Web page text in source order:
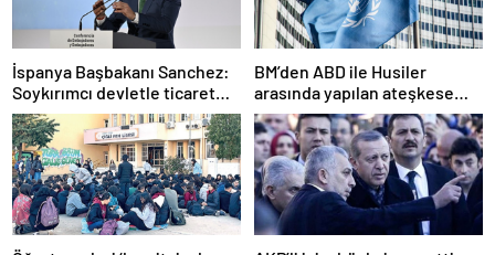
İspanya Başbakanı Sanchez:
Soykırımcı devletle ticaret
yapmayız
BM’den ABD ile Husiler
arasında yapılan ateşkese
ilişkin değerlendirme